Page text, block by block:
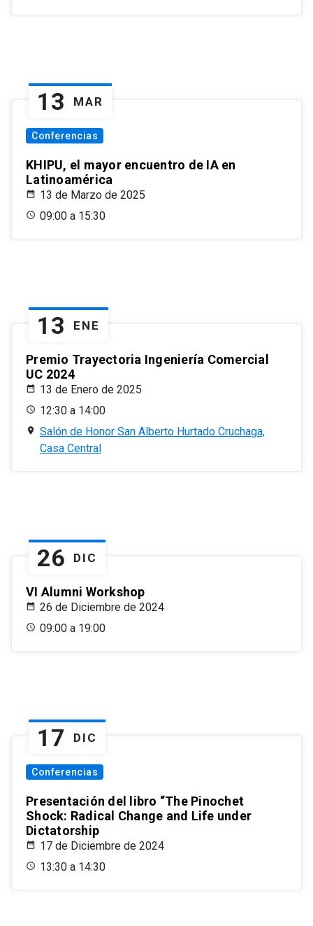
13 MAR
Conferencias
KHIPU, el mayor encuentro de IA en
Latinoamérica
13 de Marzo de 2025
09:00 a 15:30
13 ENE
Premio Trayectoria Ingeniería Comercial
UC 2024
13 de Enero de 2025
12:30 a 14:00
Salón de Honor San Alberto Hurtado Cruchaga,
Casa Central
26 DIC
VI Alumni Workshop
26 de Diciembre de 2024
09:00 a 19:00
17 DIC
Conferencias
Presentación del libro “The Pinochet
Shock: Radical Change and Life under
Dictatorship
17 de Diciembre de 2024
13:30 a 14:30